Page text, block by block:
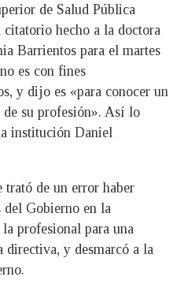
de Salud Pública
citatorio hecho a la doctora
Barrientos para el martes
es con fines
y dijo es «para conocer un
su profesión». Así lo
institución Daniel
de un error haber
Gobierno en la
profesional para una
directiva, y desmarcó a la